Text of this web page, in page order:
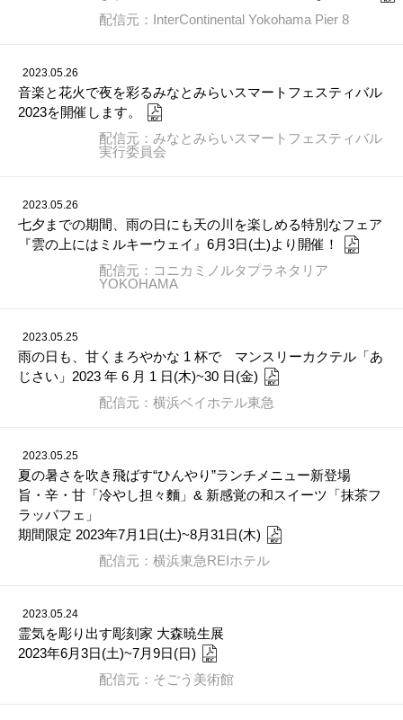
配信元：InterContinental Yokohama Pier 8
2023.05.26
音楽と花火で夜を彩るみなとみらいスマートフェスティバル
2023を開催します。
配信元：みなとみらいスマートフェスティバル
実行委員会
2023.05.26
七夕までの期間、雨の日にも天の川を楽しめる特別なフェア
『雲の上にはミルキーウェイ』6月3日(土)より開催！
配信元：コニカミノルタプラネタリア
YOKOHAMA
2023.05.25
雨の日も、甘くまろやかな 1 杯で マンスリーカクテル「あ
じさい」2023 年 6 月 1 日(木)~30 日(金)
配信元：横浜ベイホテル東急
2023.05.25
夏の暑さを吹き飛ばす“ひんやり”ランチメニュー新登場
旨・辛・甘「冷やし担々麵」& 新感覚の和スイーツ「抹茶フ
ラッパフェ」
期間限定 2023年7月1日(土)~8月31日(木)
配信元：横浜東急REIホテル
2023.05.24
霊気を彫り出す彫刻家 大森暁生展
2023年6月3日(土)~7月9日(日)
配信元：そごう美術館